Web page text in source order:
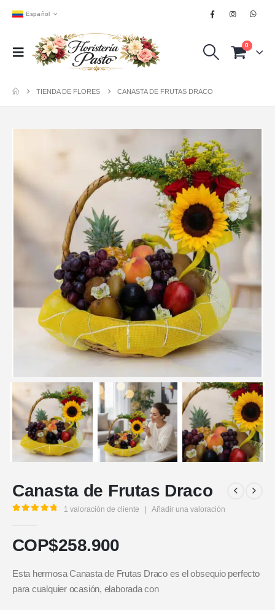
Español
0
TIENDA DE FLORES CANASTA DE FRUTAS DRACO
Canasta de Frutas Draco
1 valoración de cliente | Añadir una valoración
COP$258.900
Esta hermosa Canasta de Frutas Draco es el obsequio perfecto
para cualquier ocasión, elaborada con